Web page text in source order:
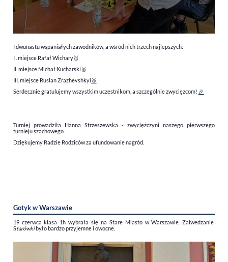
I dwunastu wspaniałych zawodników, a wśród nich trzech najlepszych:
I . miejsce Rafał Wichary🥇
II. miejsce Michał Kucharski🥈
III. miejsce Ruslan Zrazhevshkyi 🥉
Serdecznie gratulujemy wszystkim uczestnikom, a szczególnie zwycięzcom! 🎉
Turniej prowadziła Hanna Strzeszewska - zwyciężczyni naszego pierwszego
turnieju szachowego.
Dziękujemy Radzie Rodziców za ufundowanie nagród.
Gotyk w Warszawie
19 czerwca klasa 1h wybrała się na Stare Miasto w Warszawie. Zaiwedzanie
Starówki było bardzo przyjemne i owocne.